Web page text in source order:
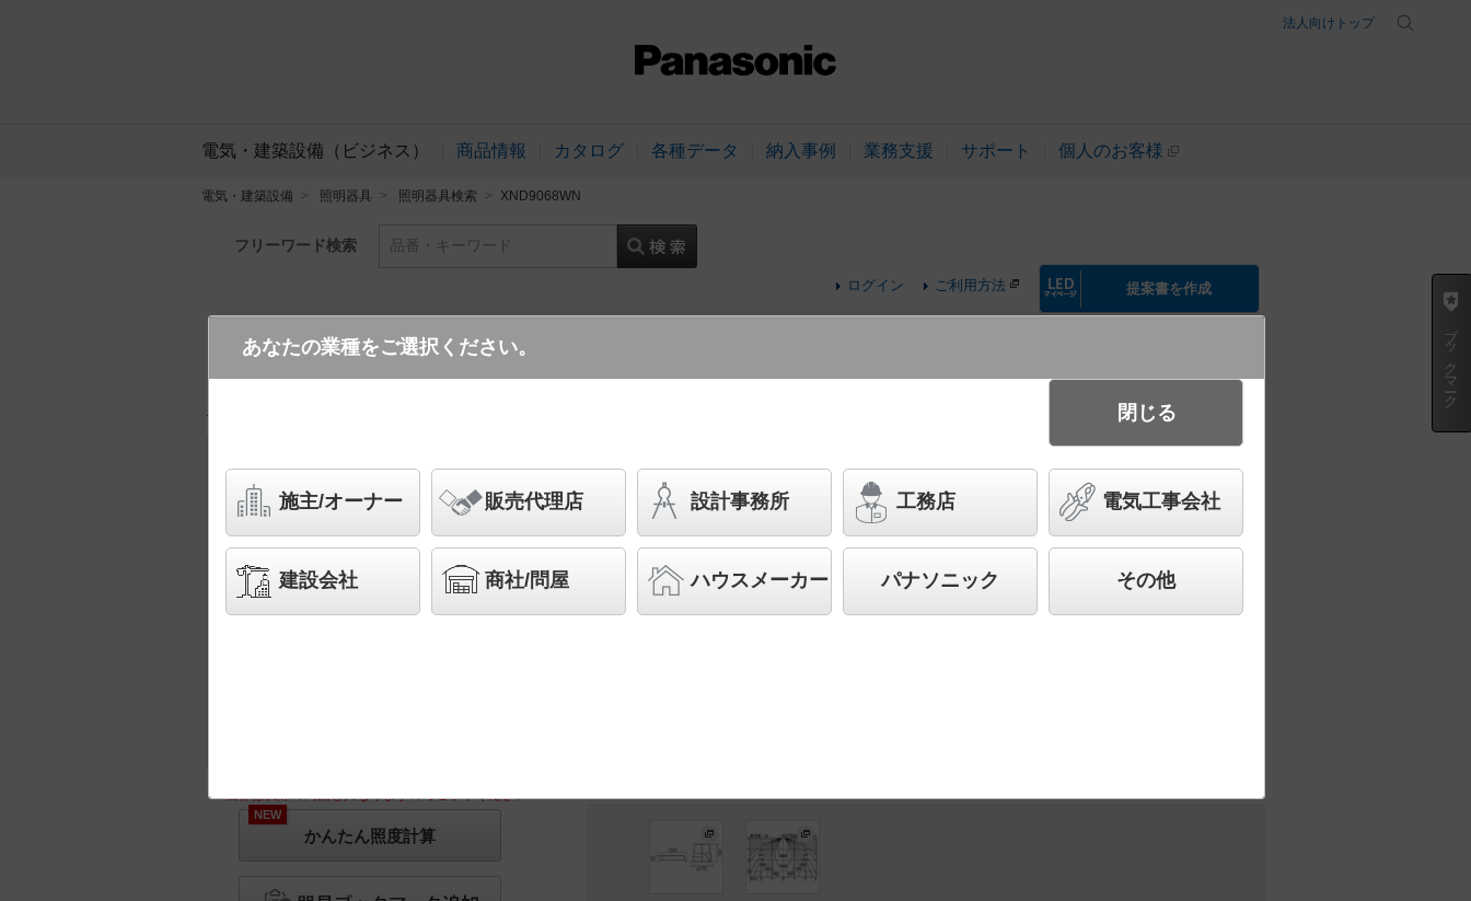
法人向けトップ
電気・建築設備（ビジネス） 商品情報 カタログ 各種データ 納入事例 業務支援 サポート 個人のお客様
電気・建築設備 照明器具 照明器具検索 XND9068WN
フリーワード検索 品番・キーワード
ログイン ご利用方法 提案書を作成
XND9068WN LJ9
※画像は実際の商品と異なりますのでご了承ください
NEW
かんたん照度計算
天井埋込型 LED（昼白色） ダウンライト ビーム角50度・広角タイプ・光源
遮光角15度 調光タイプ（ライコン別売）／埋込穴φ150 セラメタ150形1灯器
具相当 LED 1000形
先端SSL商品※（長寿命・省電力のLEDを主照明にした、高品質、快適性、先進性を備えた商
◆受注品
ブックマーク
あなたの業種をご選択ください。
施主/オーナー 販売代理店 設計事務所 工務店 電気工事会社
建設会社 商社/問屋 ハウスメーカー パナソニック その他
閉じる